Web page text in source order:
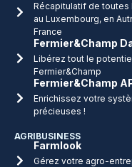
Récapitulatif de toutes
au Luxembourg, en
France
Fermier&Champ
Libérez tout le
Fermier&Champ
Fermier&Champ
Enrichissez votre
précieuses !
AGRIBUSINESS
Farmlook
Gérez votre agro-